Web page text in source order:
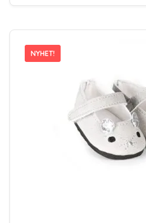
NYHET!
NYHET!